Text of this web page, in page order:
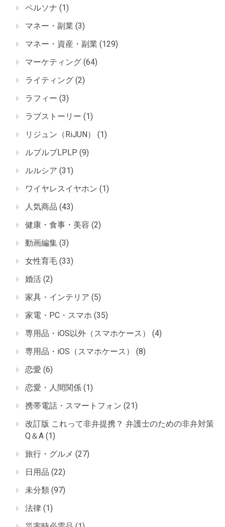
ペルソナ (1)
マネー・副業 (3)
マネー・資産・副業 (129)
マーケティング (64)
ライティング (2)
ラフィー (3)
ラブストーリー (1)
リジュン（RiJUN）
(1)
ルプルプLPLP (9)
ルルシア (31)
ワイヤレスイヤホン (1)
人気商品 (43)
健康・食事・美容 (2)
動画編集 (3)
女性育毛 (33)
婚活 (2)
家具・インテリア (5)
家電・PC・スマホ (35)
専用品・iOS以外（スマホケース）
(4)
専用品・iOS（スマホケース）
(8)
恋愛 (6)
恋愛・人間関係 (1)
携帯電話・スマートフォン (21)
改訂版 これって非弁提携？ 弁護士のための非弁対策
Q＆A (1)
旅行・グルメ (27)
日用品 (22)
未分類 (97)
法律 (1)